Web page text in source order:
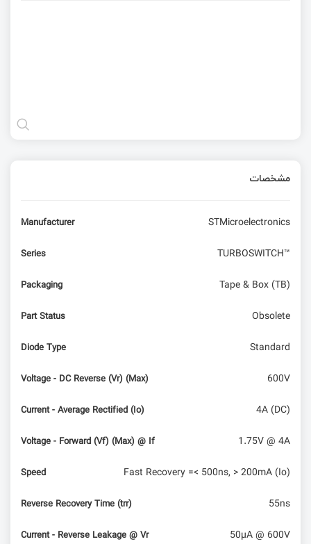
مشخصات
Manufacturer STMicroelectronics
Series TURBOSWITCH™
Packaging Tape & Box (TB)
Part Status Obsolete
Diode Type Standard
Voltage - DC Reverse (Vr) (Max) 600V
Current - Average Rectified (Io) 4A (DC)
Voltage - Forward (Vf) (Max) @ If 1.75V @ 4A
Speed Fast Recovery =< 500ns, > 200mA (Io)
Reverse Recovery Time (trr) 55ns
Current - Reverse Leakage @ Vr 50µA @ 600V